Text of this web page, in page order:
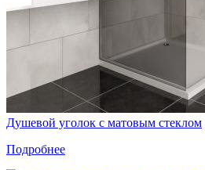
Душевой уголок с матовым стеклом
Подробнее